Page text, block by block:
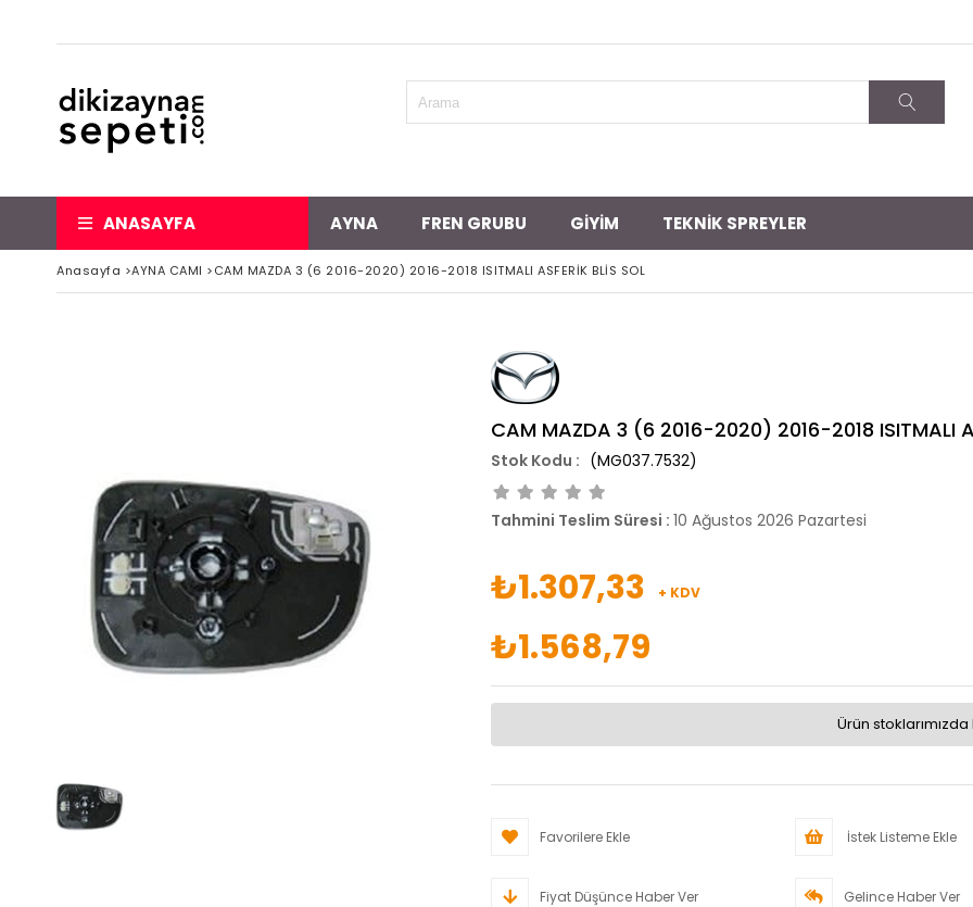
ANASAYFA AYNA FREN GRUBU GİYİM TEKNİK SPREYLER
Anasayfa >AYNA CAMI >CAM MAZDA 3 (6 2016-2020) 2016-2018 ISITMALI ASFERİK BLİS SOL
CAM MAZDA 3 (6 2016-2020) 2016-2018 ISITMALI
(MG037.7532)
Tahmini Teslim Süresi : 10 Ağustos 2026 Pazartesi
₺1.307,33 + KDV
₺1.568,79
Ürün stoklarımızda
Favorilere Ekle İstek Listeme Ekle
Fiyat Düşünce Haber Ver Gelince Haber Ver